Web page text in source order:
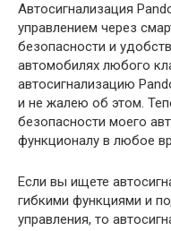
Автосигнализация
управлением через
безопасности и
автомобилях любого
автосигнализацию
и не жалею об этом.
безопасности моего
функционалу в любое
Если вы ищете
гибкими функциями и
управления, то